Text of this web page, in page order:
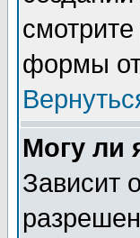
формы
Могу ли
Зависит